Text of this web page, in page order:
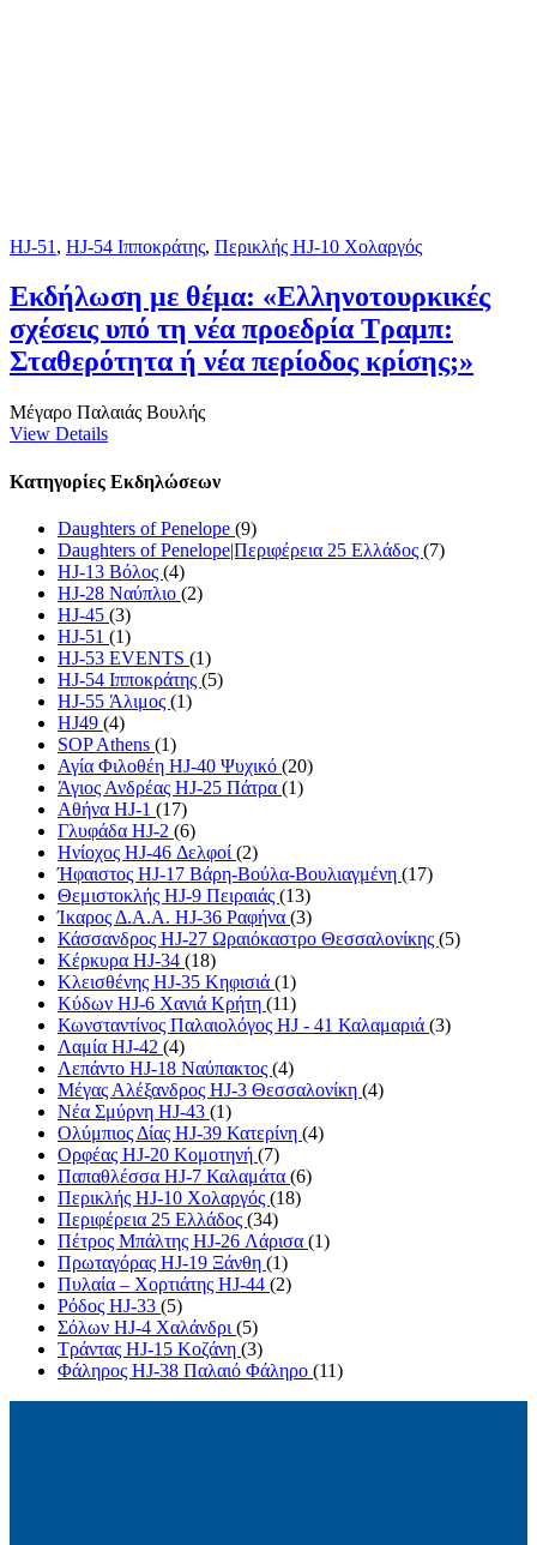
HJ-51 , HJ-54 Ιπποκράτης, Περικλής HJ-10 Χολαργός
Εκδήλωση με θέμα: «Ελληνοτουρκικές
σχέσεις υπό τη νέα προεδρία Τραμπ:
Σταθερότητα ή νέα περίοδος κρίσης;»
Μέγαρο Παλαιάς Βουλής
View Details
Κατηγορίες Εκδηλώσεων
Daughters of Penelope (9)
Daughters of Penelope|Περιφέρεια 25 Ελλάδος (7)
HJ-13 Βόλος (4)
HJ-28 Ναύπλιο (2)
HJ-45 (3)
HJ-51 (1)
HJ-53 EVENTS (1)
HJ-54 Ιπποκράτης (5)
HJ-55 Άλιμος (1)
HJ49 (4)
SOP Athens (1)
Αγία Φιλοθέη HJ-40 Ψυχικό (20)
Άγιος Ανδρέας HJ-25 Πάτρα (1)
Αθήνα HJ-1 (17)
Γλυφάδα HJ-2 (6)
Ηνίοχος HJ-46 Δελφοί (2)
Ήφαιστος HJ-17 Βάρη-Βούλα-Βουλιαγμένη (17)
Θεμιστοκλής HJ-9 Πειραιάς (13)
Ίκαρος Δ.Α.Α. HJ-36 Ραφήνα (3)
Κάσσανδρος HJ-27 Ωραιόκαστρο Θεσσαλονίκης (5)
Κέρκυρα HJ-34 (18)
Κλεισθένης HJ-35 Κηφισιά (1)
Κύδων HJ-6 Χανιά Κρήτη (11)
Κωνσταντίνος Παλαιολόγος HJ - 41 Καλαμαριά (3)
Λαμία HJ-42 (4)
Λεπάντο HJ-18 Ναύπακτος (4)
Μέγας Αλέξανδρος HJ-3 Θεσσαλονίκη (4)
Νέα Σμύρνη HJ-43 (1)
Ολύμπιος Δίας HJ-39 Κατερίνη (4)
Ορφέας HJ-20 Κομοτηνή (7)
Παπαθλέσσα HJ-7 Καλαμάτα (6)
Περικλής HJ-10 Χολαργός (18)
Περιφέρεια 25 Ελλάδος (34)
Πέτρος Μπάλτης HJ-26 Λάρισα (1)
Πρωταγόρας HJ-19 Ξάνθη (1)
Πυλαία – Χορτιάτης HJ-44 (2)
Ρόδος HJ-33 (5)
Σόλων HJ-4 Χαλάνδρι (5)
Τράντας HJ-15 Κοζάνη (3)
Φάληρος HJ-38 Παλαιό Φάληρο (11)